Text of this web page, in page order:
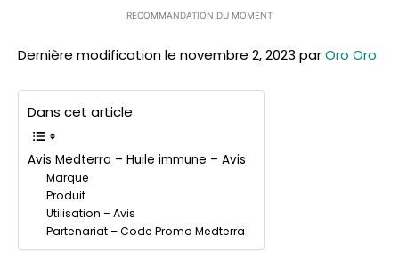
RECOMMANDATION DU MOMENT
Dernière modification le novembre 2, 2023 parOro Oro
Dans cet article
Avis Medterra – Huile immune – Avis
Marque
Produit
Utilisation – Avis
Partenariat – Code Promo Medterra